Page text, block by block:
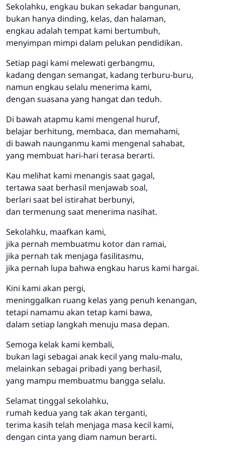
Sekolahku, engkau bukan sekadar bangunan,
bukan hanya dinding, kelas, dan halaman,
engkau adalah tempat kami bertumbuh,
menyimpan mimpi dalam pelukan pendidikan.
Setiap pagi kami melewati gerbangmu,
kadang dengan semangat, kadang terburu-buru,
namun engkau selalu menerima kami,
dengan suasana yang hangat dan teduh.
Di bawah atapmu kami mengenal huruf,
belajar berhitung, membaca, dan memahami,
di bawah naunganmu kami mengenal sahabat,
yang membuat hari-hari terasa berarti.
Kau melihat kami menangis saat gagal,
tertawa saat berhasil menjawab soal,
berlari saat bel istirahat berbunyi,
dan termenung saat menerima nasihat.
Sekolahku, maafkan kami,
jika pernah membuatmu kotor dan ramai,
jika pernah tak menjaga fasilitasmu,
jika pernah lupa bahwa engkau harus kami hargai.
Kini kami akan pergi,
meninggalkan ruang kelas yang penuh kenangan,
tetapi namamu akan tetap kami bawa,
dalam setiap langkah menuju masa depan.
Semoga kelak kami kembali,
bukan lagi sebagai anak kecil yang malu-malu,
melainkan sebagai pribadi yang berhasil,
yang mampu membuatmu bangga selalu.
Selamat tinggal sekolahku,
rumah kedua yang tak akan terganti,
terima kasih telah menjaga masa kecil kami,
dengan cinta yang diam namun berarti.